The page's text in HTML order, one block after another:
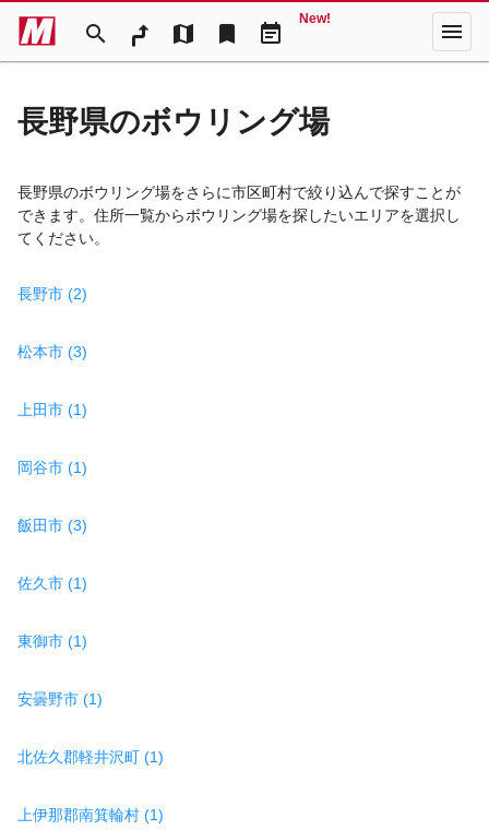
search map bookmark event_note
New! menu
長野県のボウリング場
長野県のボウリング場をさらに市区町村で絞り込んで探すことが
できます。住所一覧からボウリング場を探したいエリアを選択し
てください。
長野市 (2)
松本市 (3)
上田市 (1)
岡谷市 (1)
飯田市 (3)
佐久市 (1)
東御市 (1)
安曇野市 (1)
北佐久郡軽井沢町 (1)
上伊那郡南箕輪村 (1)